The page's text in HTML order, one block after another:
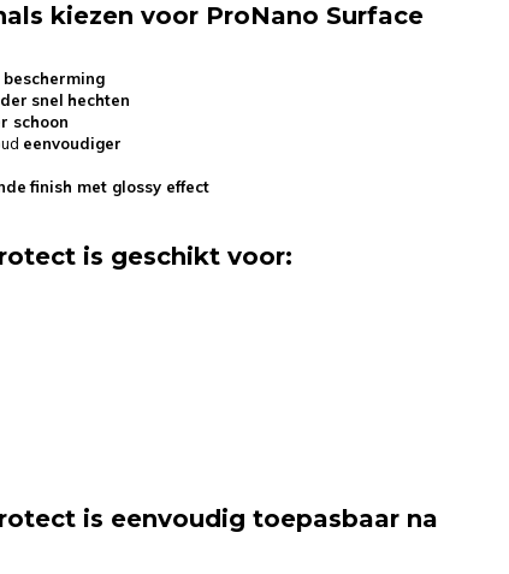
kiezen voor ProNano Surface
bescherming
snel hechten
schoon
eenvoudiger
finish met glossy effect
is geschikt voor:
is eenvoudig toepasbaar na